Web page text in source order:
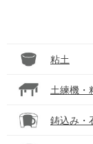
粘土
土練機・
鋳込み・